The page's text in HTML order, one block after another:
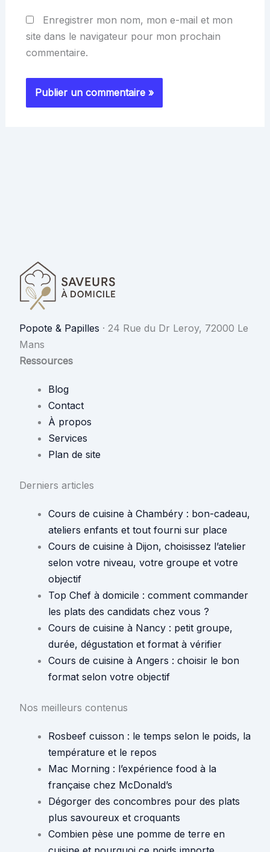
Enregistrer mon nom, mon e-mail et mon
site dans le navigateur pour mon prochain
commentaire.
Popote & Papilles · 24 Rue du Dr Leroy, 72000 Le
Mans
Ressources
Blog
Contact
À propos
Services
Plan de site
Derniers articles
Cours de cuisine à Chambéry : bon-cadeau,
ateliers enfants et tout fourni sur place
Cours de cuisine à Dijon, choisissez l’atelier
selon votre niveau, votre groupe et votre
objectif
Top Chef à domicile : comment commander
les plats des candidats chez vous ?
Cours de cuisine à Nancy : petit groupe,
durée, dégustation et format à vérifier
Cours de cuisine à Angers : choisir le bon
format selon votre objectif
Nos meilleurs contenus
Rosbeef cuisson : le temps selon le poids, la
température et le repos
Mac Morning : l’expérience food à la
française chez McDonald’s
Dégorger des concombres pour des plats
plus savoureux et croquants
Combien pèse une pomme de terre en